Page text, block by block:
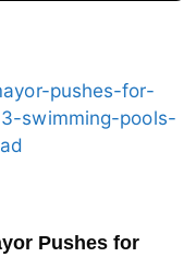
Pushes for